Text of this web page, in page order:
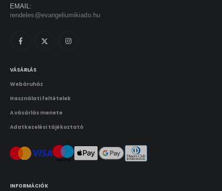
EMAIL:
rendeles@evangeliumikiado.hu
VÁSÁRLÁS
Webáruház
Használati feltételek
A vásárlás menete
Adatkezelési tájékoztató
INFORMÁCIÓK